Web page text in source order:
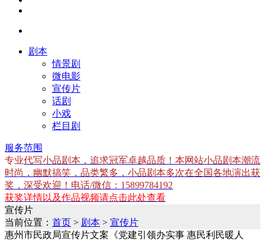
剧本
情景剧
微电影
宣传片
话剧
小戏
栏目剧
服务范围
专业代写小品剧本，追求冠军卓越品质！本网站小品剧本潮流
时尚，幽默搞笑，品类繁多，小品剧本多次在全国各地演出获
奖，深受欢迎！电话/微信：15899784192
获奖详情以及作品视频请点击此处查看
宣传片
当前位置： 首页 > 剧本 > 宣传片
惠州市民政局宣传片文案《党建引领办实事 惠民利民暖人